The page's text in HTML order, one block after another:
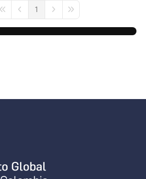
First PagePrevious Page
1
Next PageLast Page